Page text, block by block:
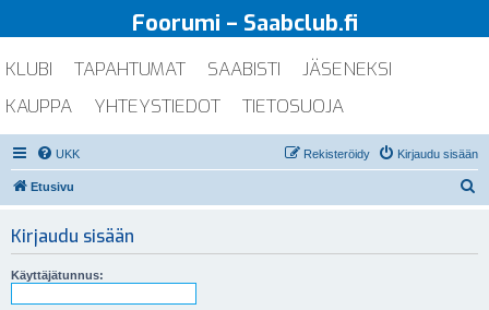
Foorumi – Saabclub.fi
KLUBI TAPAHTUMAT SAABISTI
JÄSENEKSI
KAUPPA
YHTEYSTIEDOT TIETOSUOJA
UKK Kirjaudu sisään
Rekisteröidy
Etusivu
Kirjaudu sisään
Käyttäjätunnus: